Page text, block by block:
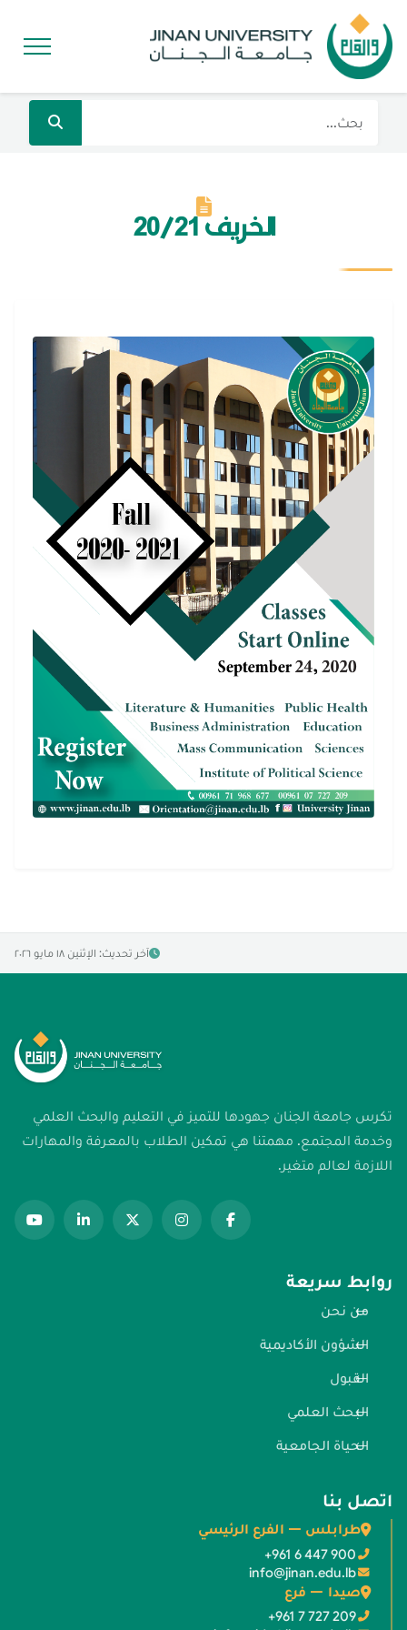
الخريف 20/21
آخر تحديث: الإثنين ١٨ مايو ٢٠٢٦
تكرس جامعة الجنان جهودها للتميز في التعليم والبحث العلمي
وخدمة المجتمع. مهمتنا هي تمكين الطلاب بالمعرفة والمهارات
اللازمة لعالم متغير.
روابط سريعة
من نحن
الشؤون الأكاديمية
القبول
البحث العلمي
الحياة الجامعية
اتصل بنا
طرابلس — الفرع الرئيسي
+961 6 447 900
info@jinan.edu.lb
صيدا — فرع
+961 7 727 209